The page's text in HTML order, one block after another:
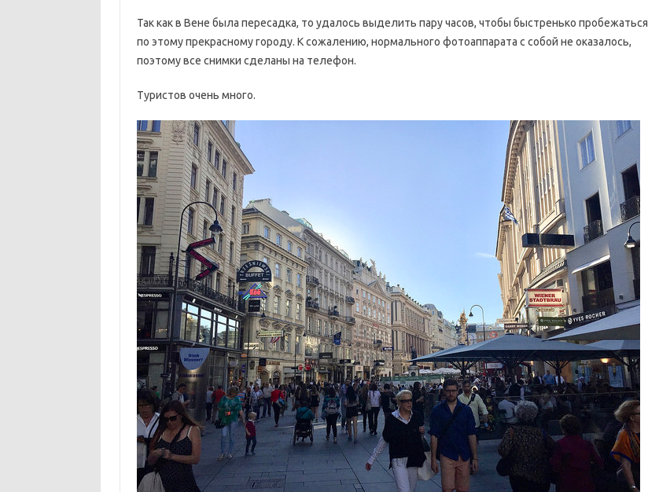
Так как в Вене была пересадка, то удалось выделить пару часов, чтобы быстренько пробежаться
по этому прекрасному городу. К сожалению, нормального фотоаппарата с собой не оказалось,
поэтому все снимки сделаны на телефон.
Туристов очень много.